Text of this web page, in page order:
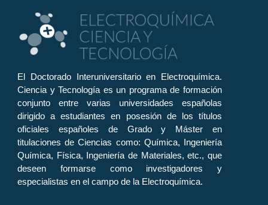
El Doctorado Interuniversitario en Electroquímica.
Ciencia y Tecnología es un programa de formación
conjunto entre varias universidades españolas
dirigido a estudiantes en posesión de los títulos
oficiales españoles de Grado y Máster en
titulaciones de Ciencias como: Química, Ingeniería
Química, Física, Ingeniería de Materiales, etc., que
deseen formarse como investigadores y
especialistas en el campo de la Electroquímica.